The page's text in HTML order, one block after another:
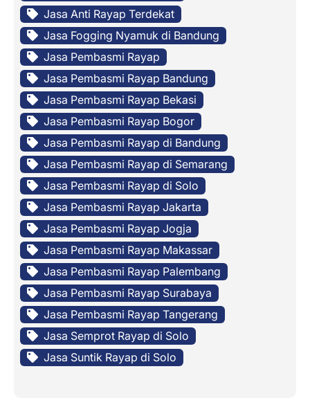
Jasa Anti Rayap Terdekat
Jasa Fogging Nyamuk di Bandung
Jasa Pembasmi Rayap
Jasa Pembasmi Rayap Bandung
Jasa Pembasmi Rayap Bekasi
Jasa Pembasmi Rayap Bogor
Jasa Pembasmi Rayap di Bandung
Jasa Pembasmi Rayap di Semarang
Jasa Pembasmi Rayap di Solo
Jasa Pembasmi Rayap Jakarta
Jasa Pembasmi Rayap Jogja
Jasa Pembasmi Rayap Makassar
Jasa Pembasmi Rayap Palembang
Jasa Pembasmi Rayap Surabaya
Jasa Pembasmi Rayap Tangerang
Jasa Semprot Rayap di Solo
Jasa Suntik Rayap di Solo